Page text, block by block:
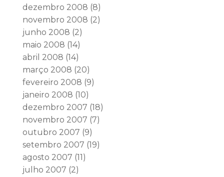
dezembro 2008 (8)
novembro 2008 (2)
junho 2008 (2)
maio 2008 (14)
abril 2008 (14)
março 2008 (20)
fevereiro 2008 (9)
janeiro 2008 (10)
dezembro 2007 (18)
novembro 2007 (7)
outubro 2007 (9)
setembro 2007 (19)
agosto 2007 (11)
julho 2007 (2)